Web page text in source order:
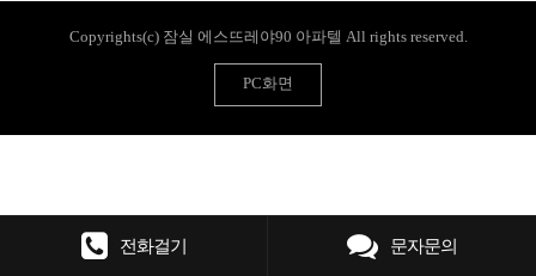
전화걸기 문자문의
Copyrights(c) 잠실 에스뜨레야90 아파텔 All rights reserved.
PC화면